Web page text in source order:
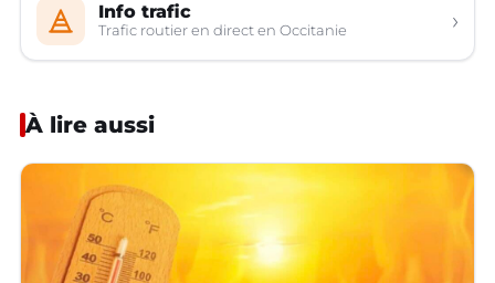
Info trafic
Trafic routier en direct en Occitanie ›
À lire aussi